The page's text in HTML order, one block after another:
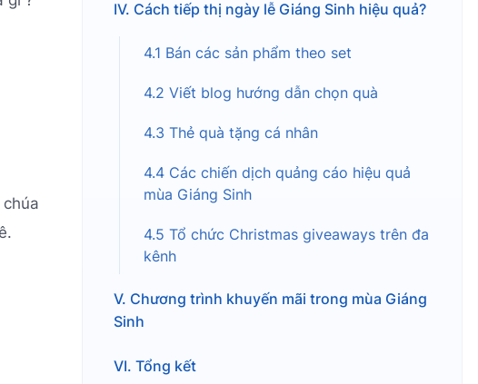
IV. Cách tiếp thị ngày lễ Giáng Sinh hiệu quả?
4.1 Bán các sản phẩm theo set
4.2 Viết blog hướng dẫn chọn quà
4.3 Thẻ quà tặng cá nhân
4.4 Các chiến dịch quảng cáo hiệu quả
mùa Giáng Sinh
4.5 Tổ chức Christmas giveaways trên đa
kênh
V. Chương trình khuyến mãi trong mùa Giáng
Sinh
VI. Tổng kết